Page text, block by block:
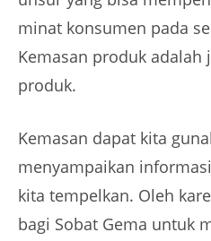
minat konsumen pada
Kemasan produk
produk.
Kemasan dapat kita
menyampaikan
kita tempelkan. Oleh
bagi Sobat Gema untuk